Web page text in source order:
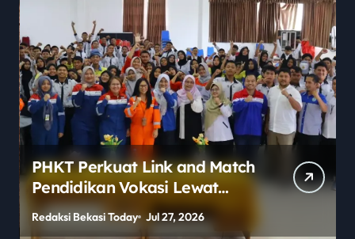
PHKT Perkuat Link and Match
Pendidikan Vokasi Lewat
Program Guru Tamu di SMKN
2 Penajam Paser Utara
Redaksi Bekasi Today Jul 27, 2026